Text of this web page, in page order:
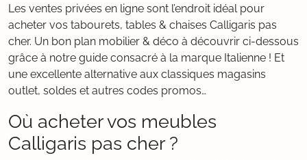
Les ventes privées en ligne sont l’endroit idéal pour
acheter vos tabourets, tables & chaises Calligaris pas
cher. Un bon plan mobilier & déco à découvrir ci-dessous
grâce à notre guide consacré à la marque Italienne ! Et
une excellente alternative aux classiques magasins
outlet, soldes et autres codes promos…
Où acheter vos meubles
Calligaris pas cher ?